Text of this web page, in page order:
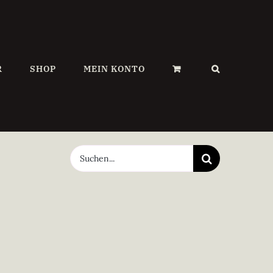
SHOP MEIN KONTO
Suche
nach: